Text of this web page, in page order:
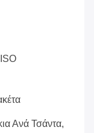
Ανά Τσάντα,